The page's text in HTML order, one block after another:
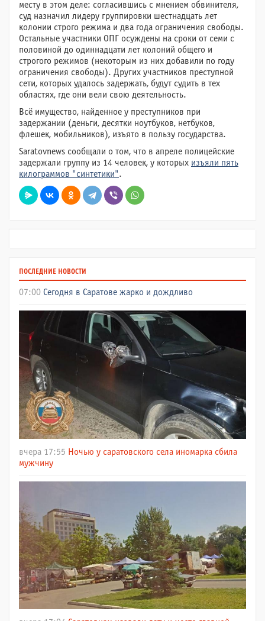
месту в этом деле: согласившись с мнением обвинителя,
суд назначил лидеру группировки шестнадцать лет
колонии строго режима и два года ограничения свободы.
Остальные участники ОПГ осуждены на сроки от семи с
половиной до одиннадцати лет колоний общего и
строгого режимов (некоторым из них добавили по году
ограничения свободы). Других участников преступной
сети, которых удалось задержать, будут судить в тех
областях, где они вели свою деятельность.
Всё имущество, найденное у преступников при
задержании (деньги, десятки ноутбуков, нетбуков,
флешек, мобильников), изъято в пользу государства.
Saratovnews сообщали о том, что в апреле полицейские
задержали группу из 14 человек, у которых изъяли пять
килограммов "синтетики" .
ПОСЛЕДНИЕ НОВОСТИ
07:00 Сегодня в Саратове жарко и дождливо
вчера 17:55 Ночью у саратовского села иномарка сбила
мужчину